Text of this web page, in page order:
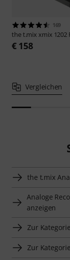
169
the t.mixxmix 1202
€ 158
Vergleichen
the t.mix
Analoge
anzeigen
Zur
Zur